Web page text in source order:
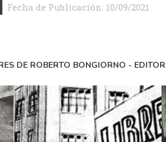
Fecha de Publicación: 10/09/2021
DE ROBERTO BONGIORNO -